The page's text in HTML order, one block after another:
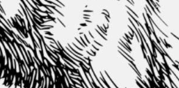
zdrowia — czas zacząć mówić o